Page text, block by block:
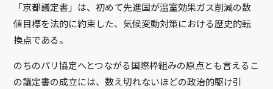
「京都議定書」は、初めて先進国が温室効果ガス削減の数
値目標を法的に約束した、気候変動対策における歴史的転
換点である。
のちのパリ協定へとつながる国際枠組みの原点とも言えるこ
の議定書の成立には、数え切れないほどの政治的駆け引